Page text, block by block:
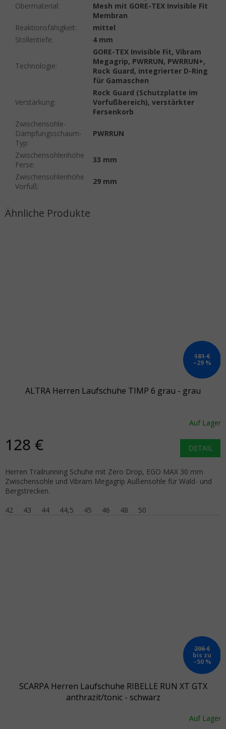
Obermaterial:
Mesh mit GORE-TEX Invisible Fit
Membran
Reaktionsfähigkeit:
mittel
Stollentiefe: 4 mm
Technologie:
GORE-TEX Invisible Fit, Vibram
Megagrip, PWRRUN, PWRRUN+,
Rock Guard, integrierter D-Ring
für Gamaschen
Verstärkung:
Rock Guard (Schutzplatte im
Vorfußbereich), verstärkter
Fersenkorb
Zwischensohle-
Dämpfungsschaum-
Typ:
PWRRUN
Zwischensohlenhöhe
Ferse:
33 mm
Zwischensohlenhöhe
Vorfuß:
29 mm
181 €
–29 %
ALTRA Herren Laufschuhe TIMP 6 grau - grau
Auf Lager
128 € DETAIL
Herren Trailrunning Schuhe mit Zero Drop, EGO MAX 30 mm
Zwischensohle und Vibram Megagrip Außensohle für Wald- und
Bergstrecken.
42
43 44 44,5 45 46 48 50
206 €
bis zu
–50 %
SCARPA Herren Laufschuhe RIBELLE RUN XT GTX
anthrazit/tonic - schwarz
Auf Lager